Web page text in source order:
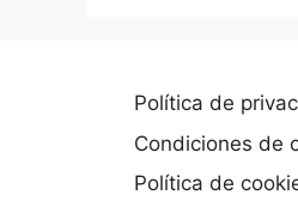
Política de
Condiciones de
Política de